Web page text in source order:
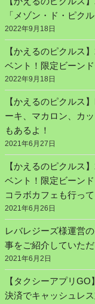
「メゾン・ド・ピク
2022年9月18日
【かえるのピクルス
ベント！限定ビーン
2022年9月18日
【かえるのピクルス
ーキ、マカロン、カ
もあるよ！
2021年6月27日
【かえるのピクルス
ベント！限定ビーン
コラボカフェも行って
2021年6月26日
レバレジーズ様運営
事をご紹介していた
2021年6月2日
【タクシーアプリ
決済でキャッシュレ